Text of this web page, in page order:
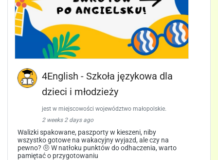
4English - Szkoła językowa dla
dzieci i młodzieży
jest w miejscowości województwo małopolskie.
2 weeks 2 days ago
Walizki spakowane, paszporty w kieszeni, niby
wszystko gotowe na wakacyjny wyjazd, ale czy na
pewno? 🤨 W natłoku punktów do odhaczenia, warto
pamiętać o przygotowaniu